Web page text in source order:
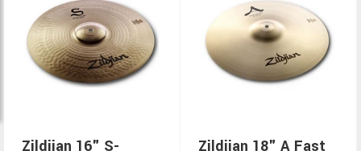
Zildjian 16" S-
Zildjian 18" A Fast